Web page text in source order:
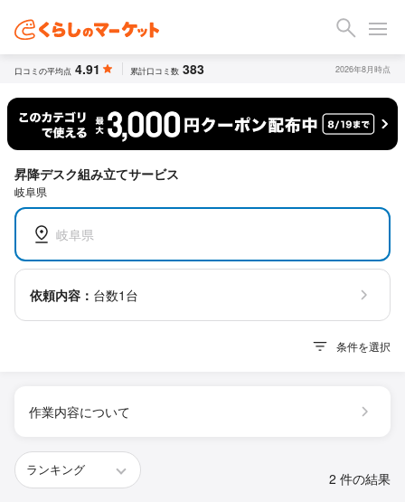
口コミの平均点 4.91 累計口コミ数 383 2026年8月時点
昇降デスク組み立てサービス
岐阜県
岐阜県
依頼内容： 台数1台
条件を選択
作業内容について
2 件の結果